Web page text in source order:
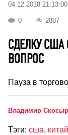
04.12.2018 21:13:00
0 2887
CДЕЛКУ
ВОПРОС
Пауза в
Владимир
Тэги: сша, китай